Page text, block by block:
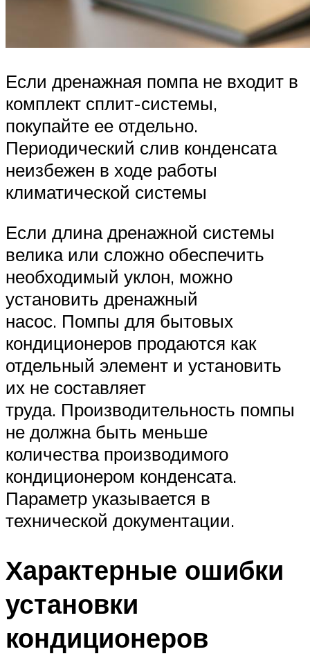
Если дренажная помпа не входит в
комплект сплит-системы,
покупайте ее отдельно.
Периодический слив конденсата
неизбежен в ходе работы
климатической системы
Если длина дренажной системы
велика или сложно обеспечить
необходимый уклон, можно
установить дренажный
насос. Помпы для бытовых
кондиционеров продаются как
отдельный элемент и установить
их не составляет
труда. Производительность помпы
не должна быть меньше
количества производимого
кондиционером конденсата.
Параметр указывается в
технической документации.
Характерные ошибки
установки
кондиционеров